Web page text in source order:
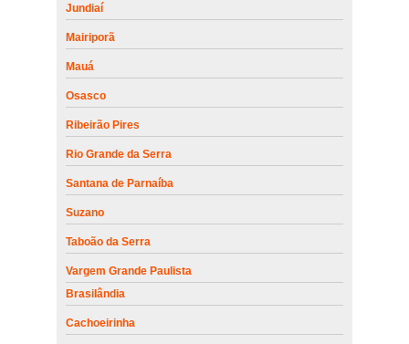
Jundiaí
Mairiporã
Mauá
Osasco
Ribeirão Pires
Rio Grande da Serra
Santana de Parnaíba
Suzano
Taboão da Serra
Vargem Grande Paulista
Brasilândia
Cachoeirinha